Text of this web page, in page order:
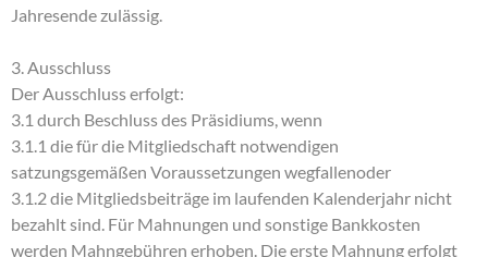
Jahresende zulässig.
3. Ausschluss
Der Ausschluss erfolgt:
3.1 durch Beschluss des Präsidiums, wenn
3.1.1 die für die Mitgliedschaft notwendigen
satzungsgemäßen Voraussetzungen wegfallenoder
3.1.2 die Mitgliedsbeiträge im laufenden Kalenderjahr nicht
bezahlt sind. Für Mahnungen und sonstige Bankkosten
werden Mahngebühren erhoben. Die erste Mahnung erfolgt